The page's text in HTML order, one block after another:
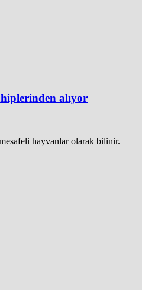
alıyor
hayvanlar olarak bilinir.